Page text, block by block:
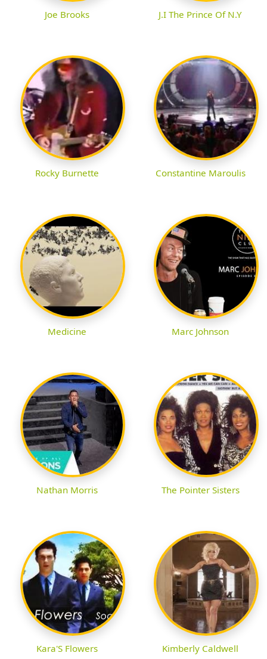
Joe Brooks J.I The Prince Of N.Y
Rocky Burnette Constantine Maroulis
Medicine Marc Johnson
Nathan Morris The Pointer Sisters
Kara'S Flowers Kimberly Caldwell